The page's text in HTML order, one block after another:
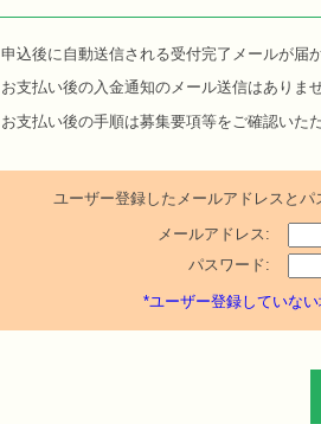
申込後に自動送信される受付完了メールが届
お支払い後の入金通知のメール送信はありま
お支払い後の手順は募集要項等をご確認いた
ユーザー登録したメールアドレスと
メールアドレス:
パスワード:
*ユーザー登録していな